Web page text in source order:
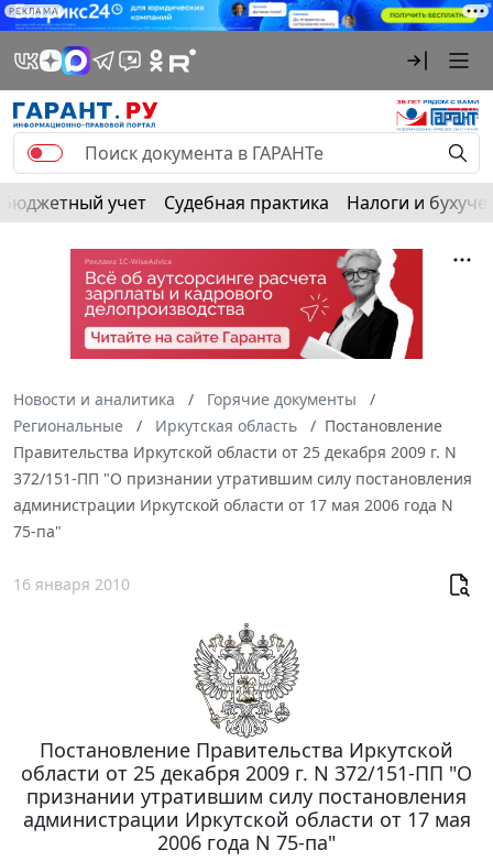
РЕКЛАМА
Бюджетный учет Судебная практика Налоги и
Новости и аналитика
Горячие документы
Региональные
Иркутская область
Постановление
Правительства Иркутской области от 25 декабря 2009 г. N
372/151-ПП "О признании утратившим силу постановления
администрации Иркутской области от 17 мая 2006 года N
75-па"
16 января 2010
Постановление Правительства Иркутской
области от 25 декабря 2009 г. N 372/151-ПП "О
признании утратившим силу постановления
администрации Иркутской области от 17 мая
2006 года N 75-па"